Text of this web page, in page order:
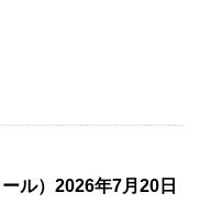
ル）2026年7月20日